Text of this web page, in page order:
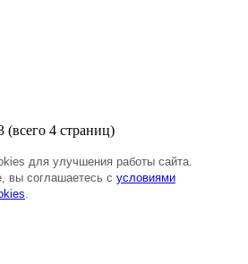
(всего 4 страниц)
для улучшения работы сайта.
вы соглашаетесь с условиями
.